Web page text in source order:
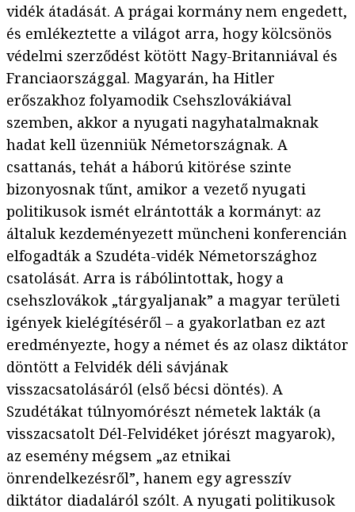
vidék átadását. A prágai kormány nem engedett,
és emlékeztette a világot arra, hogy kölcsönös
védelmi szerződést kötött Nagy-Britanniával és
Franciaországgal. Magyarán, ha Hitler
erőszakhoz folyamodik Csehszlovákiával
szemben, akkor a nyugati nagyhatalmaknak
hadat kell üzenniük Németországnak. A
csattanás, tehát a háború kitörése szinte
bizonyosnak tűnt, amikor a vezető nyugati
politikusok ismét elrántották a kormányt: az
általuk kezdeményezett müncheni konferencián
elfogadták a Szudéta-vidék Németországhoz
csatolását. Arra is rábólintottak, hogy a
csehszlovákok „tárgyaljanak” a magyar területi
igények kielégítéséről – a gyakorlatban ez azt
eredményezte, hogy a német és az olasz diktátor
döntött a Felvidék déli sávjának
visszacsatolásáról (első bécsi döntés). A
Szudétákat túlnyomórészt németek lakták (a
visszacsatolt Dél-Felvidéket jórészt magyarok),
az esemény mégsem „az etnikai
önrendelkezésről”, hanem egy agresszív
diktátor diadaláról szólt. A nyugati politikusok